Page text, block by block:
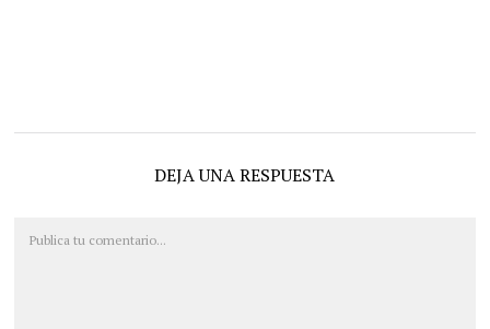
DEJA UNA RESPUESTA